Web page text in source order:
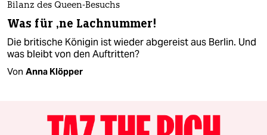
Bilanz des Queen-Besuchs
Was für ‚ne Lachnummer!
Die britische Königin ist wieder abgereist aus Berlin. Und
was bleibt von den Auftritten?
Von Anna Klöpper